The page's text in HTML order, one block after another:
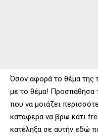
Όσον αφορά το θέμα της
με το θέμα! Προσπάθησα
που να μοιάζει
κατάφερα να βρω κάτι
κατέληξα σε αυτήν εδώ